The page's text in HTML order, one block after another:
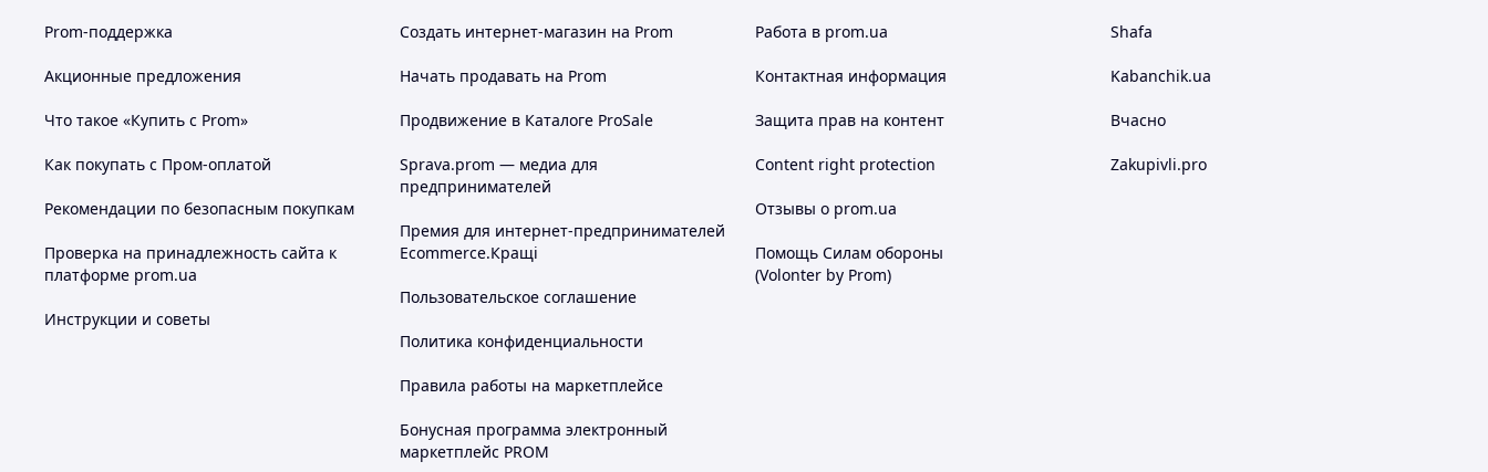
Prom-поддержка
Акционные предложения
Что такое «Купить с Prom»
Как покупать с Пром-оплатой
Рекомендации по безопасным покупкам
Проверка на принадлежность сайта к
платформе prom.ua
Инструкции и советы
Создать интернет-магазин на Prom
Начать продавать на Prom
Продвижение в Каталоге ProSale
Sprava.prom — медиа для
предпринимателей
Премия для интернет-предпринимателей
Ecommerce.Кращі
Пользовательское соглашение
Политика конфиденциальности
Правила работы на маркетплейсе
Бонусная программа электронный
маркетплейс PROM
Работа в prom.ua
Контактная информация
Защита прав на контент
Content right protection
Отзывы о prom.ua
Помощь Силам обороны
(Volonter by Prom)
Shafa
Kabanchik.ua
Вчасно
Zakupivli.pro